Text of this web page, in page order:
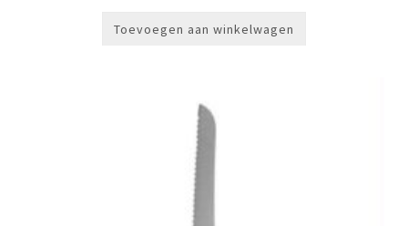
Toevoegen aan winkelwagen